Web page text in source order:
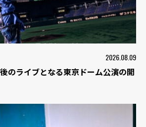
2026.08.09
のライブとなる東京ドーム公演の開